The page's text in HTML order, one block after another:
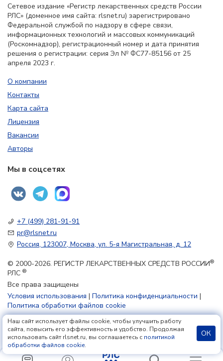
Сетевое издание «Регистр лекарственных средств России
РЛС» (доменное имя сайта: rlsnet.ru) зарегистрировано
Федеральной службой по надзору в сфере связи,
информационных технологий и массовых коммуникаций
(Роскомнадзор), регистрационный номер и дата принятия
решения о регистрации: серия Эл № ФС77-85156 от 25
апреля 2023 г.
О компании
Контакты
Карта сайта
Лицензия
Вакансии
Авторы
Мы в соцсетях
+7 (499) 281-91-91
pr@rlsnet.ru
Россия, 123007, Москва, ул. 5-я Магистральная, д. 12
© 2000-2026. РЕГИСТР ЛЕКАРСТВЕННЫХ СРЕДСТВ РОССИИ®
РЛС ®
Все права защищены
Условия использования | Политика конфиденциальности |
Политика обработки файлов cookie
18+
Наш сайт использует файлы cookie, чтобы улучшить работу
сайта, повысить его эффективность и удобство. Продолжая
использовать сайт rlsnet.ru, вы соглашаетесь с политикой
обработки файлов cookie.
ОК